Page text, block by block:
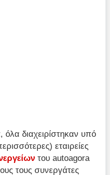
όλα διαχειρίστηκαν υπό
εταιρείες
του autoagora
τους συνεργάτες